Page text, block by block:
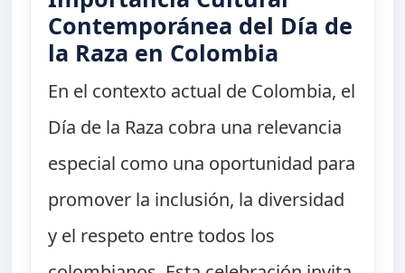
Contemporánea del Día de
la Raza en Colombia
En el contexto actual de Colombia, el
Día de la Raza cobra una relevancia
especial como una oportunidad para
promover la inclusión, la diversidad
y el respeto entre todos los